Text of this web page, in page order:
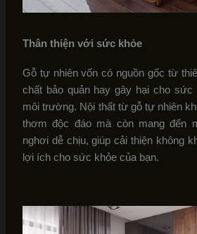
Thân thiện với sức khỏe
Gỗ tự nhiên vốn có nguồn gốc từ
chất bảo quản hay gây hại cho
môi trường. Nội thất từ gỗ tự nhiên
thơm độc đáo mà còn mang đến
nghơi dễ chịu, giúp cải thiện không
lợi ích cho sức khỏe của bạn.